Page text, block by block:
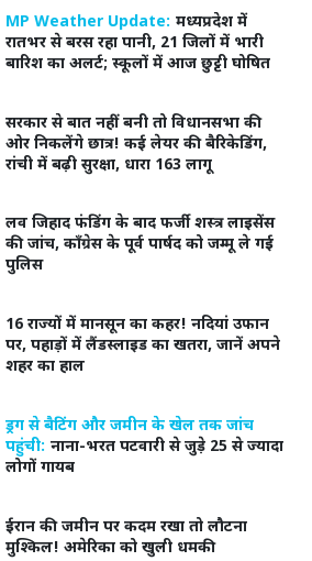
MP Weather Update: मध्यप्रदेश में
रातभर से बरस रहा पानी, 21 जिलों में भारी
बारिश का अलर्ट; स्कूलों में आज छुट्टी घोषित
सरकार से बात नहीं बनी तो विधानसभा की
ओर निकलेंगे छात्र! कई लेयर की बैरिकेडिंग,
रांची में बढ़ी सुरक्षा, धारा 163 लागू
लव जिहाद फंडिंग के बाद फर्जी शस्त्र लाइसेंस
की जांच, कॉंग्रेस के पूर्व पार्षद को जम्मू ले गई
पुलिस
16 राज्यों में मानसून का कहर! नदियां उफान
पर, पहाड़ों में लैंडस्लाइड का खतरा, जानें अपने
शहर का हाल
ड्रग से बैटिंग और जमीन के खेल तक जांच
पहुंची: नाना-भरत पटवारी से जुड़े 25 से ज्यादा
लोगों गायब
ईरान की जमीन पर कदम रखा तो लौटना
मुश्किल! अमेरिका को खुली धमकी